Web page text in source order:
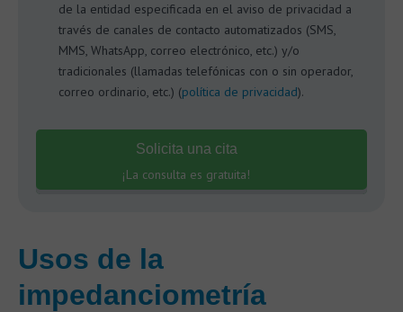
de la entidad especificada en el aviso de privacidad a
través de canales de contacto automatizados (SMS,
MMS, WhatsApp, correo electrónico, etc.) y/o
tradicionales (llamadas telefónicas con o sin operador,
correo ordinario, etc.) (política de privacidad).
Solicita una cita
¡La consulta es gratuita!
Usos de la
impedanciometría